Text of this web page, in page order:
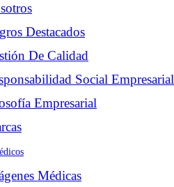
Destacados
De Calidad
Social Empresarial
Empresarial
Médicas